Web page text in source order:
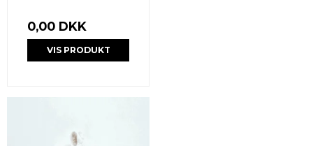
0,00 DKK
VIS PRODUKT